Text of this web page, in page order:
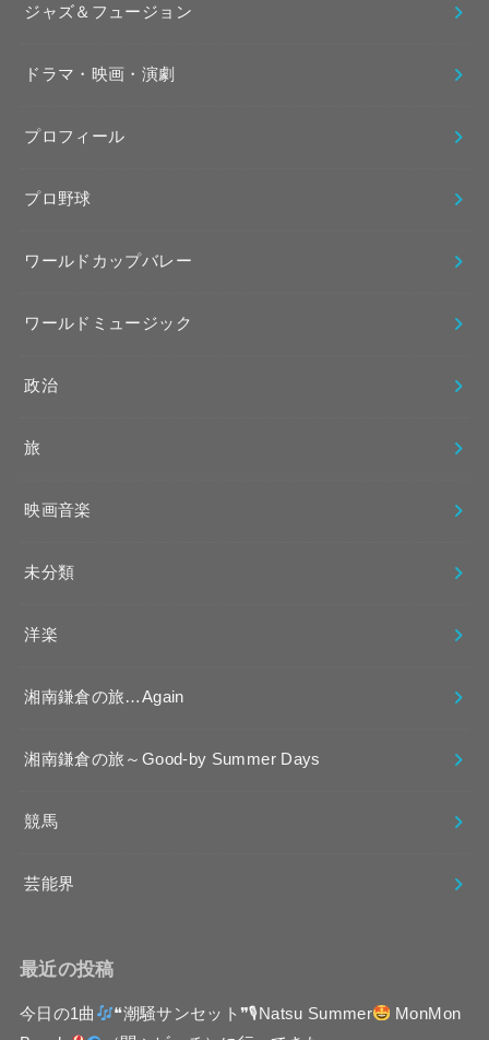
ジャズ＆フュージョン
ドラマ・映画・演劇
プロフィール
プロ野球
ワールドカップバレー
ワールドミュージック
政治
旅
映画音楽
未分類
洋楽
湘南鎌倉の旅…Again
湘南鎌倉の旅～Good-by Summer Days
競馬
芸能界
最近の投稿
今日の1曲 ❝潮騒サンセット❞🎙Natsu Summer
MonMon